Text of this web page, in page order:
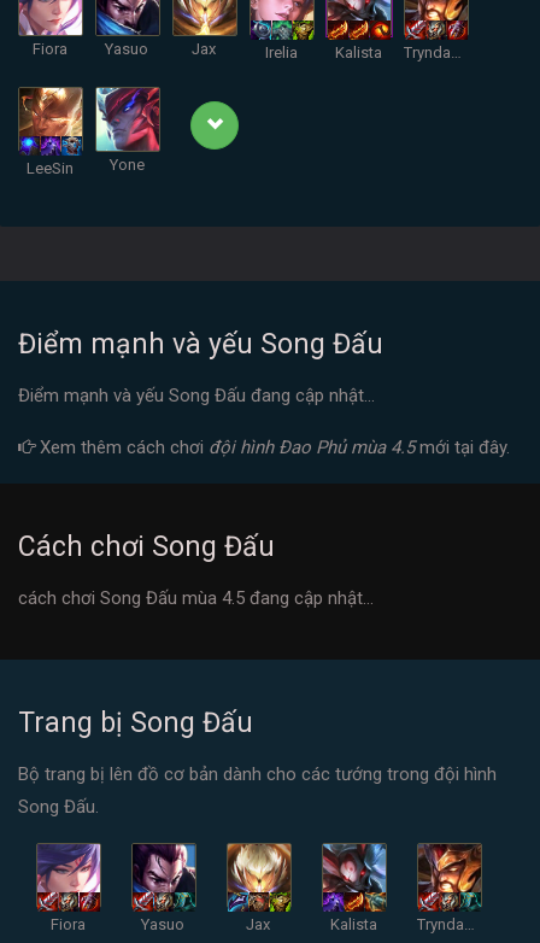
Fiora Yasuo Jax Irelia Kalista Tryndamere
LeeSin Yone
Điểm mạnh và yếu Song Đấu
Điểm mạnh và yếu Song Đấu đang cập nhật...
Xem thêm cách chơi đội hình Đao Phủ mùa 4.5mới tại đây.
Cách chơi Song Đấu
cách chơi Song Đấu mùa 4.5 đang cập nhật...
Trang bị Song Đấu
Bộ trang bị lên đồ cơ bản dành cho các tướng trong đội hình
Song Đấu.
Fiora Yasuo Jax Kalista Tryndamere